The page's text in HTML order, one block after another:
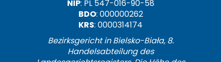
NIP: PL 547-016-90-58
BDO: 000000262
KRS: 0000314174
Bezirksgericht in Bielsko-Biała, 8.
Handelsabteilung des